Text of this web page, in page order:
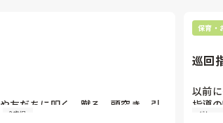
切り
ちに絶
お兄
振り
着替
食事
手
た
少
○○
る
絶
友だちに叩く、蹴る、頭突き、引
2歳児
保育・
巡回
以前
指導
グレー